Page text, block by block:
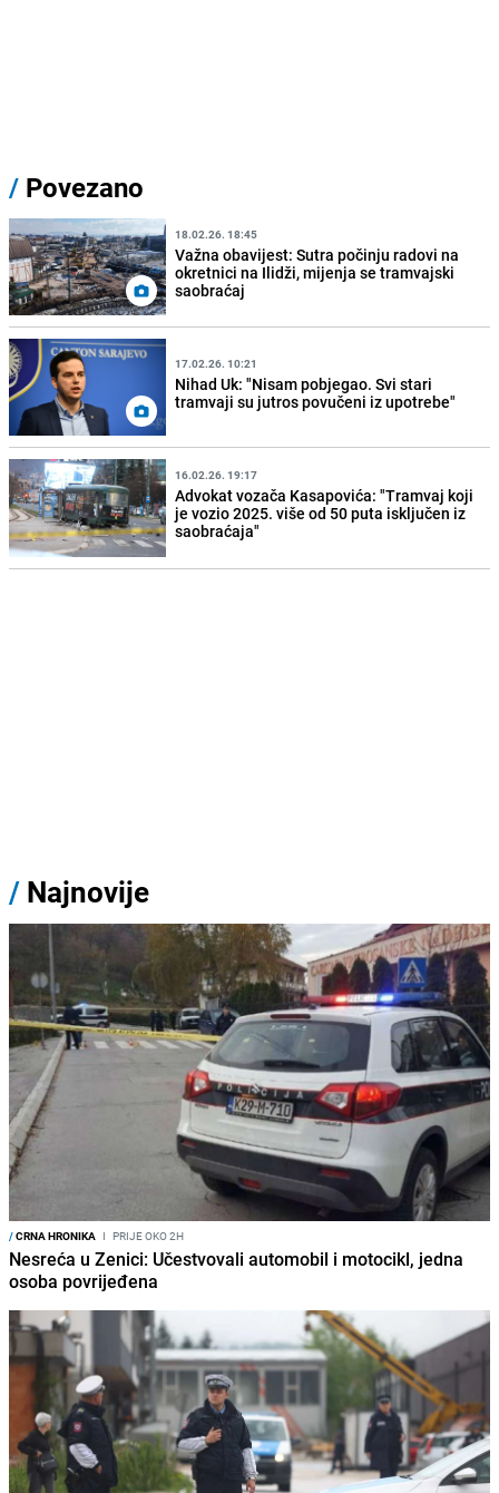
/ Povezano
18.02.26. 18:45
Važna obavijest: Sutra počinju radovi na
okretnici na Ilidži, mijenja se tramvajski
saobraćaj
17.02.26. 10:21
Nihad Uk: "Nisam pobjegao. Svi stari
tramvaji su jutros povučeni iz upotrebe"
16.02.26. 19:17
Advokat vozača Kasapovića: "Tramvaj koji
je vozio 2025. više od 50 puta isključen iz
saobraćaja"
/ Najnovije
/CRNA HRONIKA I PRIJE OKO 2H
Nesreća u Zenici: Učestvovali automobil i motocikl, jedna
osoba povrijeđena